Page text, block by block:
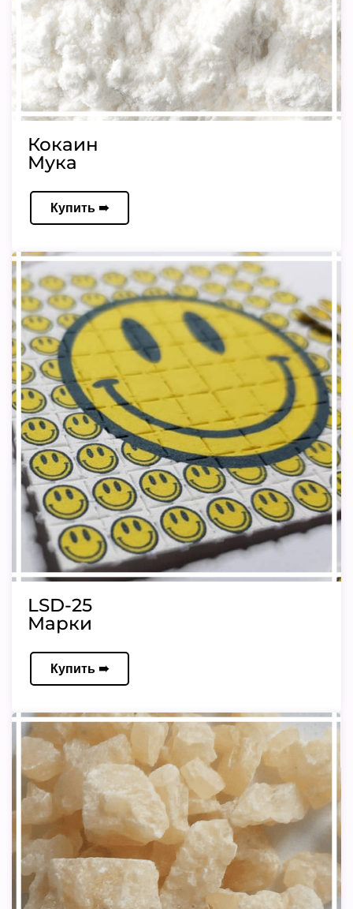
Кокаин
Мука
Купить ➠
LSD-25
Марки
Купить ➠